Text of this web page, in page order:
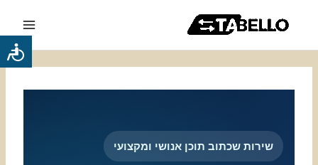
שירות שכתוב תוכן אנושי ומקצועי
נגישות